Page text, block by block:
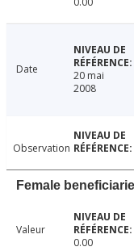
Date
20 mai
2008
Observation
Female
Valeur
0.00